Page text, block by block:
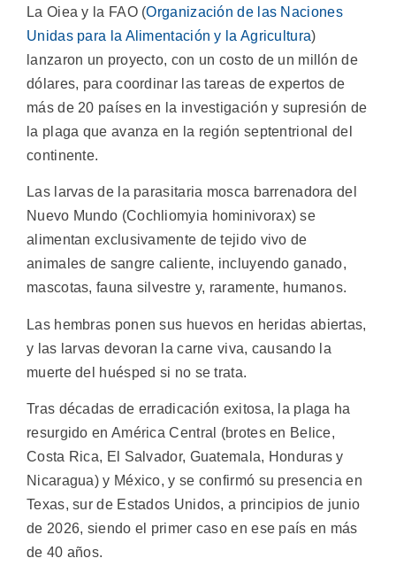
La Oiea y la FAO (Organización de las Naciones
Unidas para la Alimentación y la Agricultura)
lanzaron un proyecto, con un costo de un millón de
dólares, para coordinar las tareas de expertos de
más de 20 países en la investigación y supresión de
la plaga que avanza en la región septentrional del
continente.
Las larvas de la parasitaria mosca barrenadora del
Nuevo Mundo (Cochliomyia hominivorax) se
alimentan exclusivamente de tejido vivo de
animales de sangre caliente, incluyendo ganado,
mascotas, fauna silvestre y, raramente, humanos.
Las hembras ponen sus huevos en heridas abiertas,
y las larvas devoran la carne viva, causando la
muerte del huésped si no se trata.
Tras décadas de erradicación exitosa, la plaga ha
resurgido en América Central (brotes en Belice,
Costa Rica, El Salvador, Guatemala, Honduras y
Nicaragua) y México, y se confirmó su presencia en
Texas, sur de Estados Unidos, a principios de junio
de 2026, siendo el primer caso en ese país en más
de 40 años.